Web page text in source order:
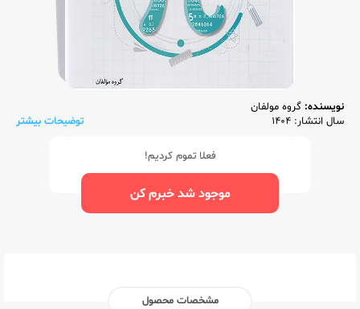
نویسنده: گروه مولفان
سال انتشار: 1404
توضیحات بیشتر
فعلا تموم کردیم!
موجود شد خبرم کن
مشخصات محصول